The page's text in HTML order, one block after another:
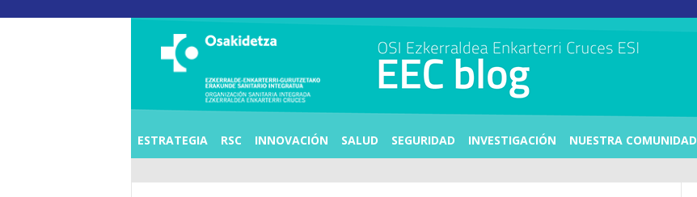
R
N
ESTRATEGIA RSC INNOVACIÓN SALUD SEGURIDAD INVESTIGACIÓN NUESTRA COMUNIDAD